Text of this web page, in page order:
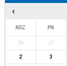
‹
NDZ PN
26 27
2 3